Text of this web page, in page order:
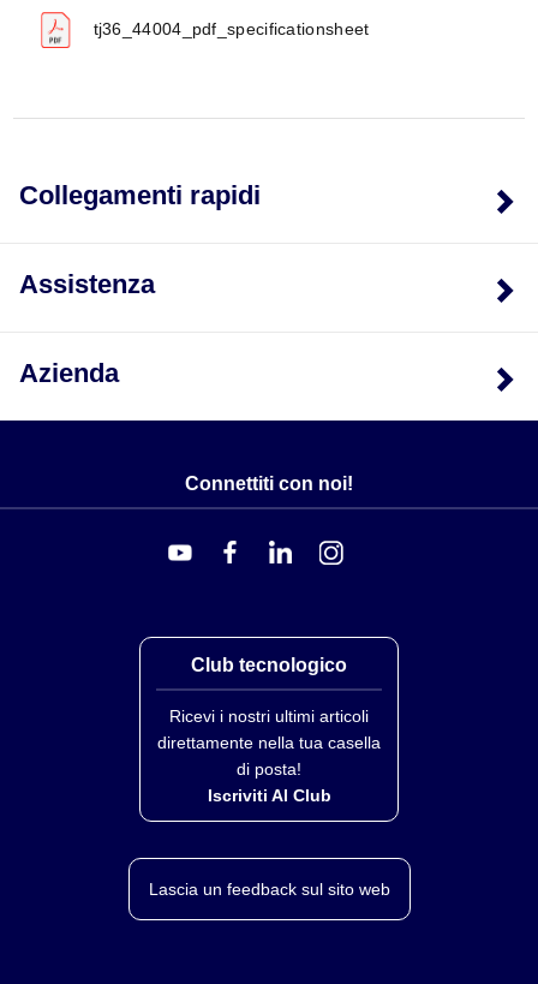
tj36_44004_pdf_specificationsheet
Collegamenti rapidi
Assistenza
Azienda
Connettiti con noi!
Club tecnologico
Ricevi i nostri ultimi articoli
direttamente nella tua casella
di posta!
Iscriviti Al Club
Lascia un feedback sul sito web